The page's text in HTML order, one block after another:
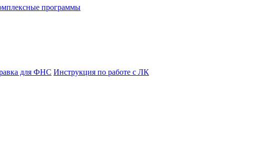
программы
для ФНС Инструкция по работе с ЛК